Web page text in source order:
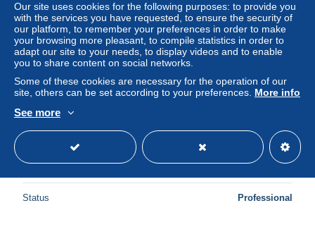
Floralies Gantoises 1970 - bloc de 4 bdf n° de Pl.1 - n°
1624** - Varibel - V4 - Pollen à gauche des gouttes de
rosée
± $2.25
Status Professional
Our site uses cookies for the following purposes: to provide you
with the services you have requested, to ensure the security of
our platform, to remember your preferences in order to make
your browsing more pleasant, to compile statistics in order to
adapt our site to your needs, to display videos and to enable
you to share content on social networks.
Some of these cookies are necessary for the operation of our
site, others can be set according to your preferences. More info
See more